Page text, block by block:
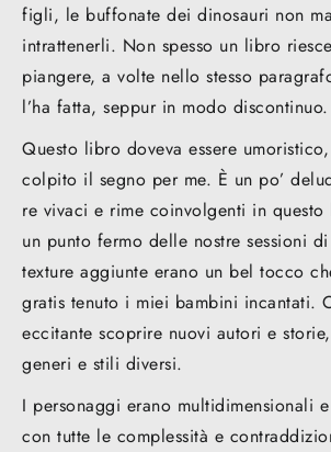
figli, le buffonate dei dinosauri non
intrattenerli. Non spesso un libro
piangere, a volte nello stesso
l’ha fatta, seppur in modo discontinuo.
Questo libro doveva essere
colpito il segno per me. È un po’
re vivaci e rime coinvolgenti in
un punto fermo delle nostre sessioni
texture aggiunte erano un bel tocco
gratis tenuto i miei bambini incantati.
eccitante scoprire nuovi autori e
generi e stili diversi.
I personaggi erano multidimensionali
con tutte le complessità e